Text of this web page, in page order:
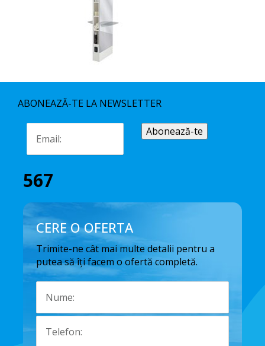
ABONEAZĂ-TE LA NEWSLETTER
567
CERE O OFERTA
Trimite-ne cât mai multe detalii pentru a
putea să îți facem o ofertă completă.